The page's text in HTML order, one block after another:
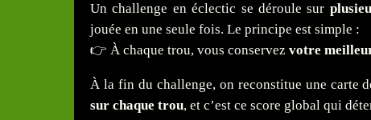
Un challenge en éclectic se déroule sur
jouée en une seule fois. Le principe est simple :
👉 À chaque trou, vous conservez votre
À la fin du challenge, on reconstitue une carte
sur chaque trou, et c’est ce score global qui